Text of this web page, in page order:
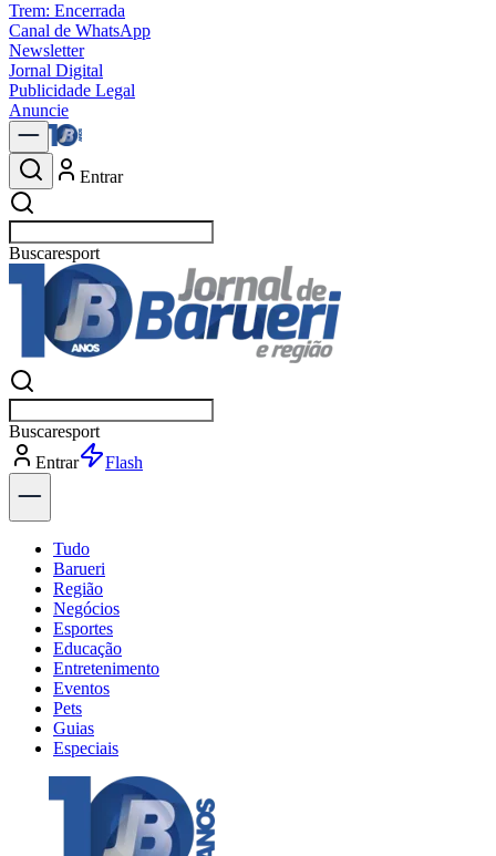
Trem: Encerrada
Canal de WhatsApp
Newsletter
Jornal Digital
Publicidade Legal
Anuncie
Entrar
Buscarp
Buscarp
Entrar
Explorar
Tudo
Barueri
Região
Negócios
Esportes
Educação
Entretenimento
Eventos
Pets
Guias
Especiais
Explore Tudo
Últimas Notícias
Previsão do Tempo
Trânsito e Rotas